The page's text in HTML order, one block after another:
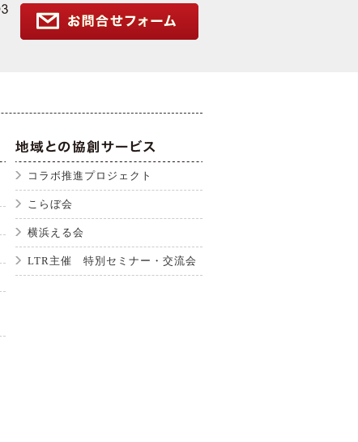
コラボ推進プロジェクト
こらぼ会
横浜える会
LTR主催 特別セミナー・交流会